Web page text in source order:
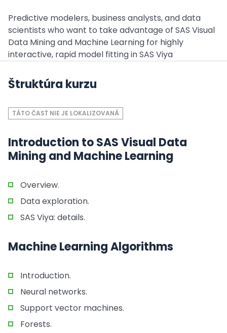
Predictive modelers, business analysts, and data
scientists who want to take advantage of SAS Visual
Data Mining and Machine Learning for highly
interactive, rapid model fitting in SAS Viya
Štruktúra kurzu
TÁTO ČASŤ NIE JE LOKALIZOVANÁ
Introduction to SAS Visual Data
Mining and Machine Learning
Overview.
Data exploration.
SAS Viya: details.
Machine Learning Algorithms
Introduction.
Neural networks.
Support vector machines.
Forests.